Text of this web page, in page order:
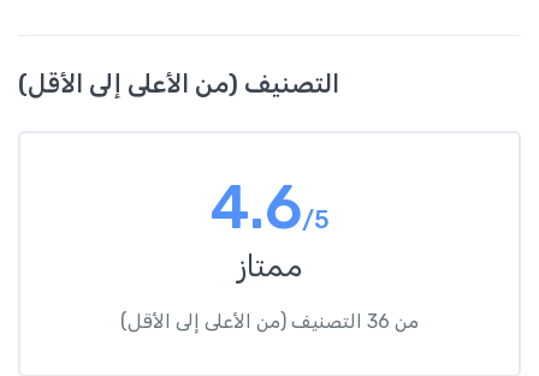
التصنيف (من الأعلى إلى الأقل)
4.6/5
ممتاز
من 36 التصنيف (من الأعلى إلى الأقل)